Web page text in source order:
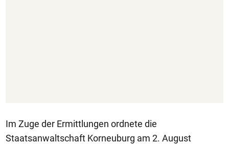
Im Zuge der Ermittlungen ordnete die
Staatsanwaltschaft Korneuburg am 2. August